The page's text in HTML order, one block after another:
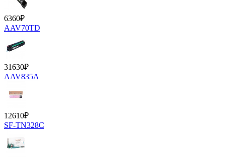
6360₽
AAV70TD
31630₽
AAV835A
12610₽
SF-TN328C